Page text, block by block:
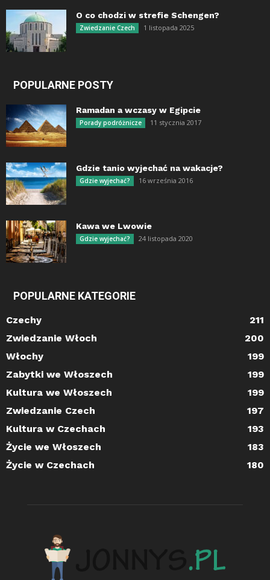
O co chodzi w strefie Schengen?
Zwiedzanie Czech 1 listopada 2025
POPULARNE POSTY
Ramadan a wczasy w Egipcie
Porady podróżnicze 11 stycznia 2017
Gdzie tanio wyjechać na wakacje?
Gdzie wyjechać? 16 września 2016
Kawa we Lwowie
Gdzie wyjechać? 24 listopada 2020
POPULARNE KATEGORIE
Czechy
211
Zwiedzanie Włoch
200
Włochy
199
Zabytki we Włoszech
199
Kultura we Włoszech
199
Zwiedzanie Czech
197
Kultura w Czechach
193
Życie we Włoszech
183
Życie w Czechach
180